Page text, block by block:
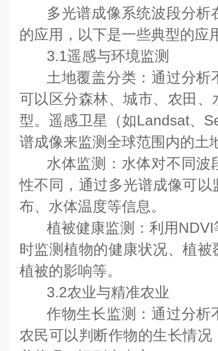
多光谱成像系统波段分析
的应用，以下是一些典型的
3.1遥感与环境监测
土地覆盖分类：通过分析
可以区分森林、城市、农田
型。遥感卫星（如Landsat、
谱成像来监测全球范围内的
水体监测：水体对不同波
性不同，通过多光谱成像可
布、水体温度等信息。
植被健康监测：利用
时监测植物的健康状况、植
植被的影响等。
3.2农业与精准农业
作物生长监测：通过分析
农民可以判断作物的生长情